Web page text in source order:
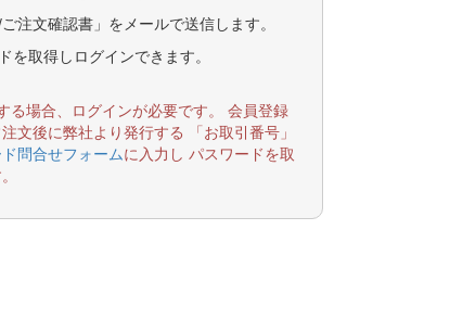
注文確認書」をメールで送信します。
を取得しログインできます。
る場合、ログインが必要です。 会員登録
文後に弊社より発行する 「お取引番号」
問合せフォームに入力し パスワードを取